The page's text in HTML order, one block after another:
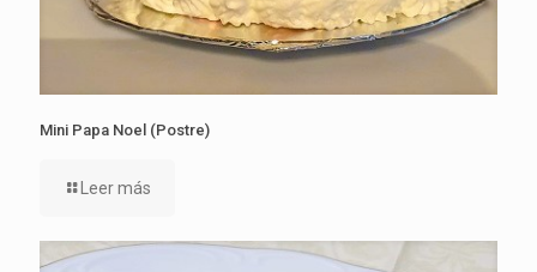
Mini Papa Noel (Postre)
Leer más